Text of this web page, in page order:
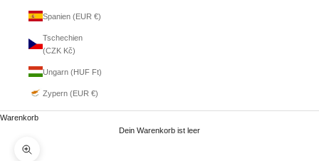
Spanien (EUR €)
Tschechien
(CZK Kč)
Ungarn (HUF Ft)
Zypern (EUR €)
Warenkorb
Dein Warenkorb ist leer
Bild vergrößern